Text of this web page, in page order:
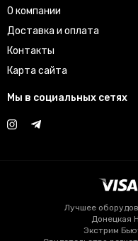
О компании
Доставка и оплата
Контакты
Карта сайта
Мы в социальных сетях
Лучшее
Донецкая
Экстрим